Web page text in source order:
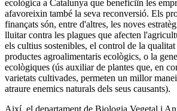
ecològica a Catalunya que beneficiïn les
afavoreixin també la seva reconversió. Els
finançats són, entre d'altres, les noves
lluitar contra les plagues que afecten
els cultius sostenibles, el control de la
productes agroalimentaris ecològics, o la
ecològiques (ús auxiliar de plantes que, en
varietats cultivades, permeten un millor
atraure enemics naturals dels seus causants).
Així, el departament de Biologia Vegetal i